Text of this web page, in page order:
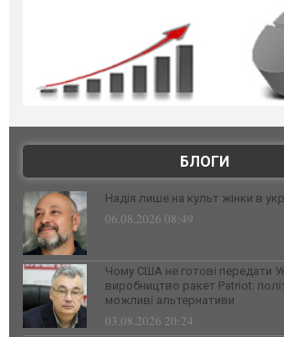
БЛОГИ
Надія лише на культ жінки в
06.08.2026 08:49
Чому США не готові передати
виробництво ракет Patriot:
можливі альтернативи
03.08.2026 20:24